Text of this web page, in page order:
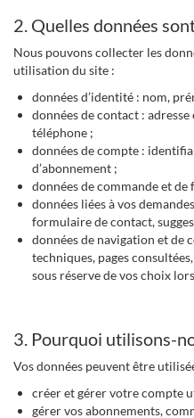
2. Quelles données
Nous pouvons collecter les
utilisation du site :
données d’identité : nom,
données de contact :
téléphone ;
données de compte :
d’abonnement ;
données de commande et
données liées à vos
formulaire de contact,
données de navigation et de
techniques, pages
sous réserve de vos choix
3. Pourquoi utilisons-
Vos données peuvent être
créer et gérer votre compte
gérer vos abonnements,